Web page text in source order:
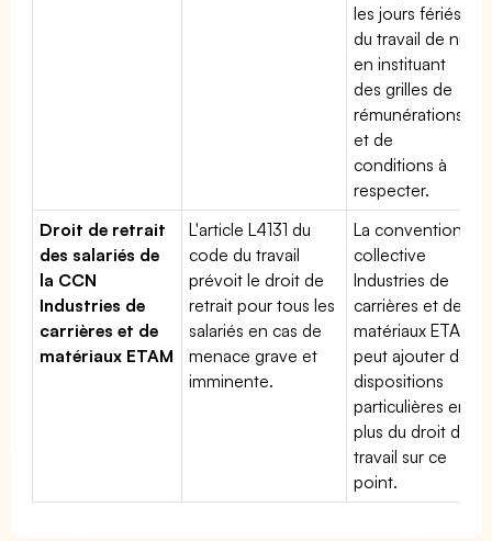
les jours fériés,
du travail de nuit
en instituant
des grilles de
rémunérations
et de
conditions à
respecter.
Droit de retrait
des salariés de
la CCN
Industries de
carrières et de
matériaux ETAM
L'article L4131 du
code du travail
prévoit le droit de
retrait pour tous les
salariés en cas de
menace grave et
imminente.
La convention
collective
Industries de
carrières et de
matériaux ETAM
peut ajouter des
dispositions
particulières en
plus du droit du
travail sur ce
point.